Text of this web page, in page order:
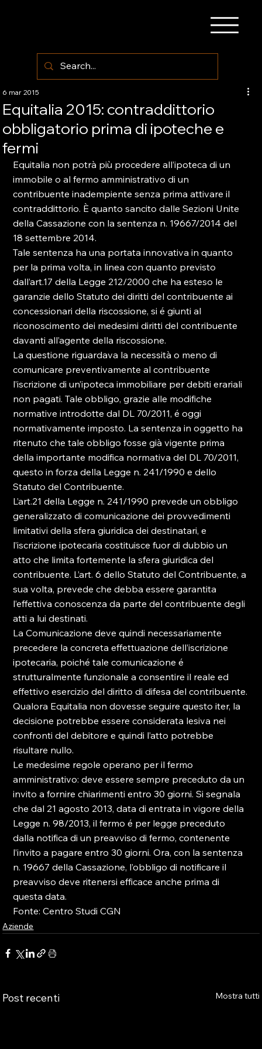
Equitalia 2015: contraddittorio
obbligatorio prima di ipoteche e
fermi
6 mar 2015
Equitalia non potrà più procedere all’ipoteca di un
immobile o al fermo amministrativo di un
contribuente inadempiente senza prima attivare il
contraddittorio. È quanto sancito dalle Sezioni Unite
della Cassazione con la sentenza n. 19667/2014 del
18 settembre 2014.
Tale sentenza ha una portata innovativa in quanto
per la prima volta, in linea con quanto previsto
dall’art.17 della Legge 212/2000 che ha esteso le
garanzie dello Statuto dei diritti del contribuente ai
concessionari della riscossione, si é giunti al
riconoscimento dei medesimi diritti del contribuente
davanti all’agente della riscossione.
La questione riguardava la necessità o meno di
comunicare preventivamente al contribuente
l’iscrizione di un’ipoteca immobiliare per debiti erariali
non pagati. Tale obbligo, grazie alle modifiche
normative introdotte dal DL 70/2011, é oggi
normativamente imposto. La sentenza in oggetto ha
ritenuto che tale obbligo fosse già vigente prima
della importante modifica normativa del DL 70/2011,
questo in forza della Legge n. 241/1990 e dello
Statuto del Contribuente.
L’art.21 della Legge n. 241/1990 prevede un obbligo
generalizzato di comunicazione dei provvedimenti
limitativi della sfera giuridica dei destinatari, e
l’iscrizione ipotecaria costituisce fuor di dubbio un
atto che limita fortemente la sfera giuridica del
contribuente. L’art. 6 dello Statuto del Contribuente, a
sua volta, prevede che debba essere garantita
l’effettiva conoscenza da parte del contribuente degli
atti a lui destinati.
La Comunicazione deve quindi necessariamente
precedere la concreta effettuazione dell’iscrizione
ipotecaria, poiché tale comunicazione é
strutturalmente funzionale a consentire il reale ed
effettivo esercizio del diritto di difesa del contribuente.
Qualora Equitalia non dovesse seguire questo iter, la
decisione potrebbe essere considerata lesiva nei
confronti del debitore e quindi l’atto potrebbe
risultare nullo.
Le medesime regole operano per il fermo
amministrativo: deve essere sempre preceduto da un
invito a fornire chiarimenti entro 30 giorni. Si segnala
che dal 21 agosto 2013, data di entrata in vigore della
Legge n. 98/2013, il fermo é per legge preceduto
dalla notifica di un preavviso di fermo, contenente
l’invito a pagare entro 30 giorni. Ora, con la sentenza
n. 19667 della Cassazione, l’obbligo di notificare il
preavviso deve ritenersi efficace anche prima di
questa data.
Fonte: Centro Studi CGN
Aziende
Post recenti Mostra tutti